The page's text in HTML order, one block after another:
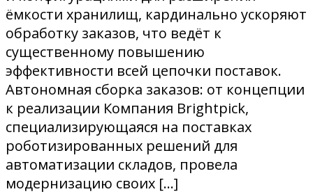
ёмкости хранилищ, кардинально ускоряют
обработку заказов, что ведёт к
существенному повышению
эффективности всей цепочки поставок.
Автономная сборка заказов: от концепции
к реализации Компания Brightpick,
специализирующаяся на поставках
роботизированных решений для
автоматизации складов, провела
модернизацию своих […]